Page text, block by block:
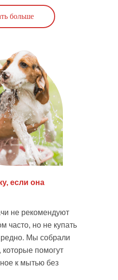
больше
если она
не рекомендуют
часто, но не купать
Мы собрали
которые помогут
к мытью без